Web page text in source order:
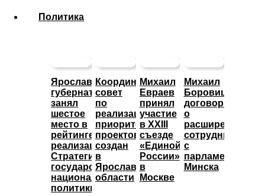
Политика
Ярославский
губернатор
занял
шестое
место в
рейтинге
реализации
Стратегии
государственной
национальной
политики
Координационный
совет
по
реализации
приоритетных
проектов
создан
в
Ярославской
области
Михаил
Евраев
принял
участие
в XXIII
съезде
«Единой
России»
в
Москве
Михаил
Боровицкий
договорился
о
расширении
сотрудничества
с
парламентом
Минска